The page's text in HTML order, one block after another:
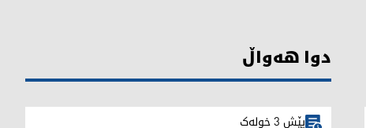
دوا هەواڵ
پێش 3 خولەک